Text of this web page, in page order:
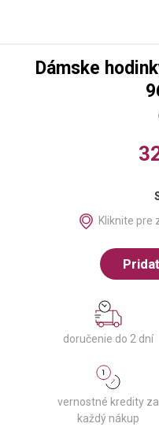
Dámske
Kliknite pre
doručenie do 2 dní
vernostné kredity za
každý nákup